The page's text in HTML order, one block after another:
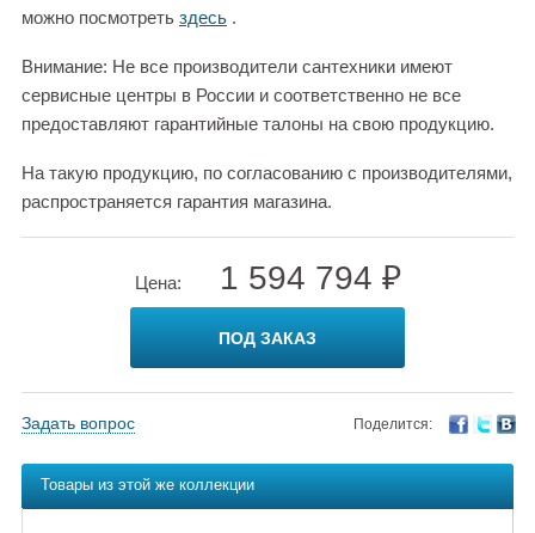
можно посмотреть здесь .
Внимание: Не все производители сантехники имеют
сервисные центры в России и соответственно не все
предоставляют гарантийные талоны на свою продукцию.
На такую продукцию, по согласованию с производителями,
распространяется гарантия магазина.
Цена: 1 594 794 ₽
ПОД ЗАКАЗ
Задать вопрос Поделится:
Товары из этой же коллекции